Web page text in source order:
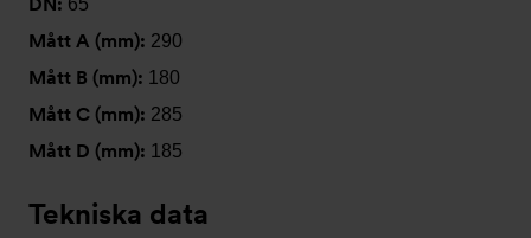
65
Mått A (mm): 290
Mått B (mm): 180
Mått C (mm): 285
Mått D (mm): 185
Tekniska data